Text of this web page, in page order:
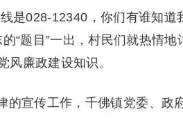
是028-12340，你们有谁知道
“题目”一出，村民们就热情
风廉政建设知识。
宣传工作，千佛镇党委、政